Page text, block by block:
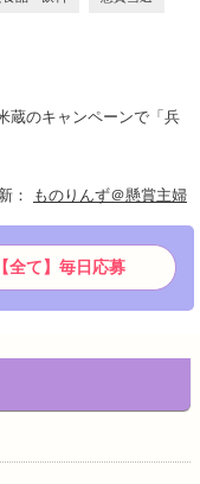
蔵のキャンペーンで「兵
： ものりんず＠懸賞主婦
【全て】毎日応募